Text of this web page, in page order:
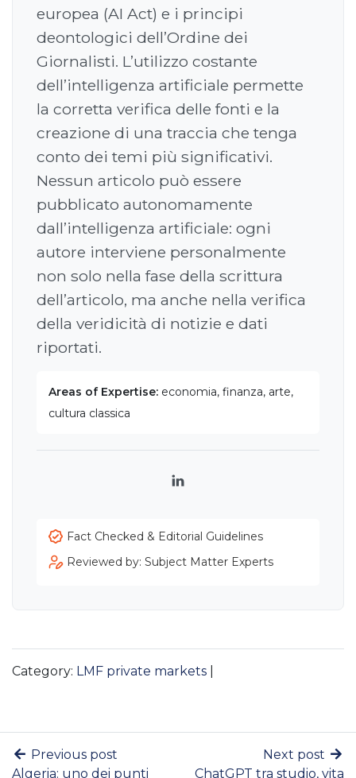
europea (AI Act) e i principi
deontologici dell’Ordine dei
Giornalisti. L’utilizzo costante
dell’intelligenza artificiale permette
la corretta verifica delle fonti e la
creazione di una traccia che tenga
conto dei temi più significativi.
Nessun articolo può essere
pubblicato autonomamente
dall’intelligenza artificiale: ogni
autore interviene personalmente
non solo nella fase della scrittura
dell’articolo, ma anche nella verifica
della veridicità di notizie e dati
riportati.
Areas of Expertise: economia, finanza, arte,
cultura classica
LinkedIn
Fact Checked & Editorial Guidelines
Reviewed by: Subject Matter Experts
Category: LMF private markets
Previous post
Algeria: uno dei punti
Next post
ChatGPT tra studio, vita